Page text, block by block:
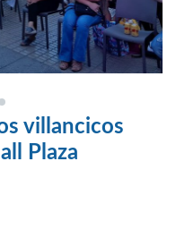
villancicos
Plaza